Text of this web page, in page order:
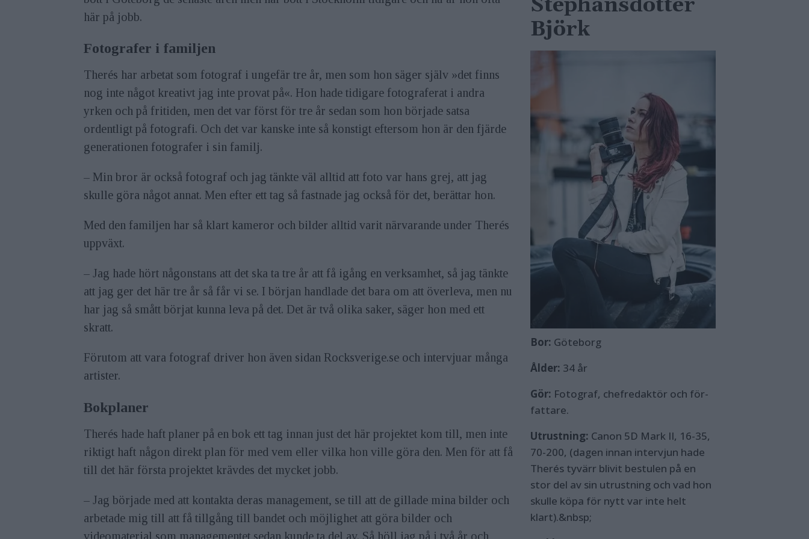
Björk
Bor: Göteborg
Ålder: 34 år
Gör: Fotograf, chefredaktör och för­
fattare.
Utrustning: Canon 5D Mark II, 16-35,
70-200, (dagen innan intervjun hade
Therés tyvärr blivit bestulen på en
stor del av sin utrustning och vad hon
skulle köpa för nytt var inte helt
klart).&nbsp;
här på jobb.
Fotografer i familjen
Therés har arbetat som fotograf i ungefär tre år, men som hon säger själv »det finns
nog inte något kreativt jag inte provat på«. Hon hade tidigare fotograferat i andra
yrken och på fritiden, men det var först för tre år sedan som hon började satsa
ordentligt på fotografi. Och det var kanske inte så konstigt eftersom hon är den fjärde
generationen fotografer i sin familj.
– Min bror är också fotograf och jag tänkte väl alltid att foto var hans grej, att jag
skulle göra något annat. Men efter ett tag så fastnade jag också för det, berättar hon.
Med den familjen har så klart kameror och bilder alltid varit närvarande under Therés
uppväxt.
– Jag hade hört någonstans att det ska ta tre år att få igång en verksamhet, så jag tänkte
att jag ger det här tre år så får vi se. I början handlade det bara om att överleva, men nu
har jag så smått börjat kunna leva på det. Det är två olika saker, säger hon med ett
skratt.
Förutom att vara fotograf driver hon även sidan Rocksverige.se och intervjuar många
artister.
Bokplaner
Therés hade haft planer på en bok ett tag innan just det här projektet kom till, men inte
riktigt haft någon direkt plan för med vem eller vilka hon ville göra den. Men för att få
till det här första projektet krävdes det mycket jobb.
– Jag började med att kontakta deras management, se till att de gillade mina bilder och
arbetade mig till att få tillgång till bandet och möjlighet att göra bilder och
videomaterial som managementet sedan kunde ta del av. Så höll jag på i två år och